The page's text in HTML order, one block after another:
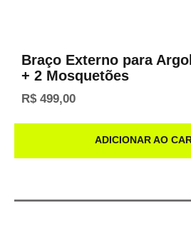
Braço Externo para
+ 2 Mosquetões
R$499,00
ADICIONAR AO